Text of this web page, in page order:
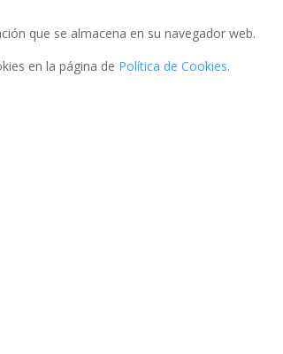
que se almacena en su navegador web.
en la página de Política de Cookies.